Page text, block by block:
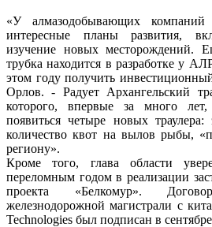
«У алмазодобывающих компаний
интересные планы развития,
изучение новых месторождений.
трубка находится в разработке у
этом году получить
Орлов. - Радует Архангельский
которого, впервые за много
появиться четыре новых траулера:
количество квот на вылов рыбы,
региону».
Кроме того, глава области
переломным годом в реализации
проекта «Белкомур».
железнодорожной магистрали с
Technologies был подписан в